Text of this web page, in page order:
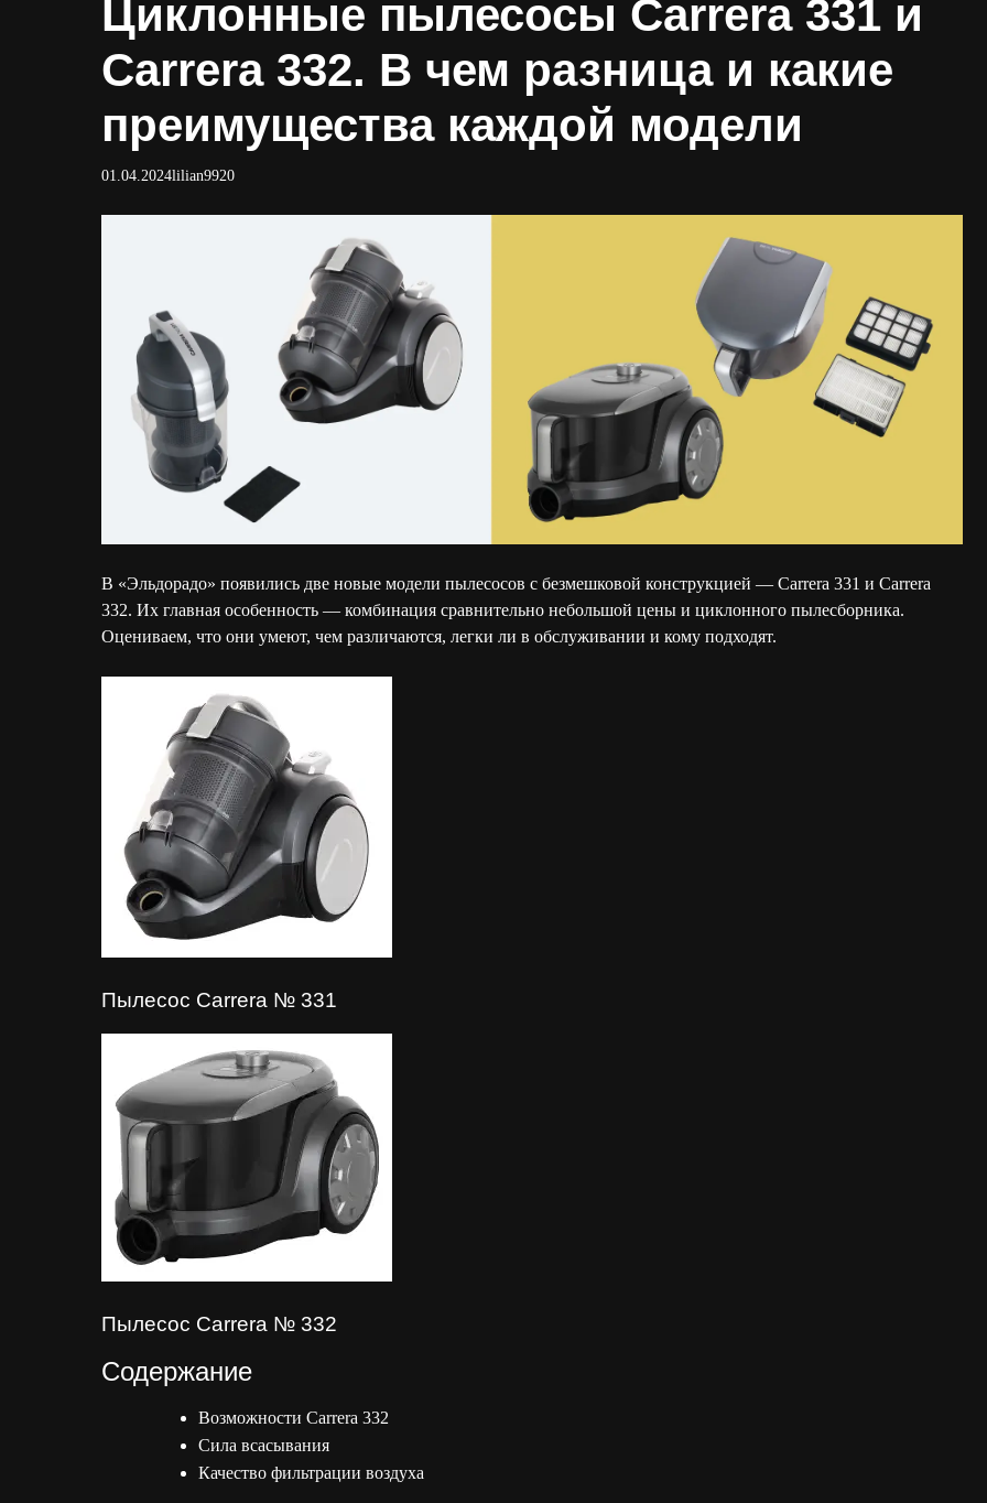
Циклонные пылесосы Carrera 331 и
Carrera 332. В чем разница и какие
преимущества каждой модели
01.04.2024lilian9920
В «Эльдорадо» появились две новые модели пылесосов с безмешковой конструкцией — Carrera 331 и Carrera
332. Их главная особенность — комбинация сравнительно небольшой цены и циклонного пылесборника.
Оцениваем, что они умеют, чем различаются, легки ли в обслуживании и кому подходят.
Пылесос Carrera № 331
Пылесос Carrera № 332
Содержание
Возможности Carrera 332
Сила всасывания
Качество фильтрации воздуха